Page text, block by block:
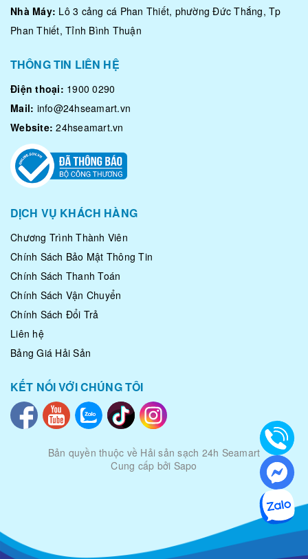
Nhà Máy: Lô 3 cảng cá Phan Thiết, phường Đức Thắng, Tp
Phan Thiết, Tỉnh Bình Thuận
THÔNG TIN LIÊN HỆ
Điện thoại: 1900 0290
Mail: info@24hseamart.vn
Website: 24hseamart.vn
DỊCH VỤ KHÁCH HÀNG
Chương Trình Thành Viên
Chính Sách Bảo Mật Thông Tin
Chính Sách Thanh Toán
Chính Sách Vận Chuyển
Chính Sách Đổi Trả
Liên hệ
Bảng Giá Hải Sản
KẾT NỐI VỚI CHÚNG TÔI
Bản quyền thuộc về Hải sản sạch 24h Seamart
|
Cung cấp bởi Sapo